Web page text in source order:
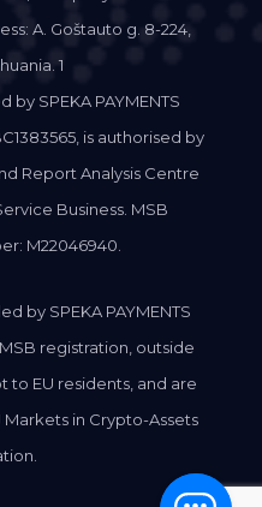
A. Goštauto g. 8-224,
1
SPEKA PAYMENTS
is authorised by
Report Analysis Centre
Business. MSB
M22046940.
by SPEKA PAYMENTS
registration, outside
to EU residents, and are
in Crypto-Assets